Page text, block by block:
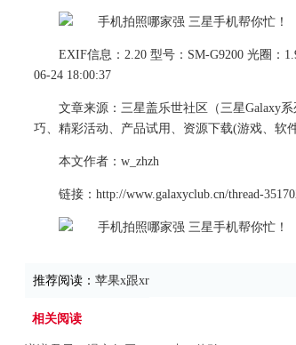
EXIF信息：2.20 型号：SM-G9200 光圈：
06-24 18:00:37
文章来源：三星盖乐世社区（三星Galaxy
巧、精彩活动、产品试用、资源下载(游戏、软
本文作者：w_zhzh
链接：http://www.galaxyclub.cn/thread-
推荐阅读： 苹果x跟xr
相关阅读